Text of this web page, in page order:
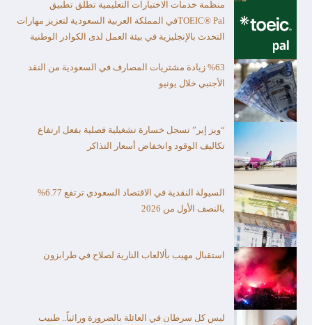
منظمة خدمات الاختبارات التعليمية تطلق تطبيق
TOEIC® Palفي المملكة العربية السعودية لتعزيز مهارات
التحدث بالإنجليزية في بيئة العمل لدى الكوادر الوطنية
%63 زيادة مشتريات المصارف في السعودية من النقد
الأجنبي خلال يونيو
“ويز إير” تسجل خسارة تشغيلية فصلية بفعل ارتفاع
تكاليف الوقود وانخفاض أسعار التذاكر
السيولة النقدية في الاقتصاد السعودي ترتفع 6.77%
بالنصف الأول من 2026
استقبال مهيب بألالعاب النارية لصلاح في طرابزون
ليس كل سرطان في العائلة بالضرورة وراثياً.. طبيب